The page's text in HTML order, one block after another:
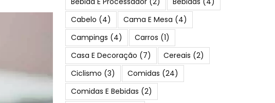
Cabelo (4) Cama E Mesa (4)
Campings (4) Carros (1)
Casa E Decoração (7) Cereais (2)
Ciclismo (3) Comidas (24)
Comidas E Bebidas (2)